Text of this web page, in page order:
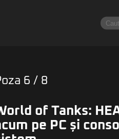
6 / 8
of Tanks:
pe PC și